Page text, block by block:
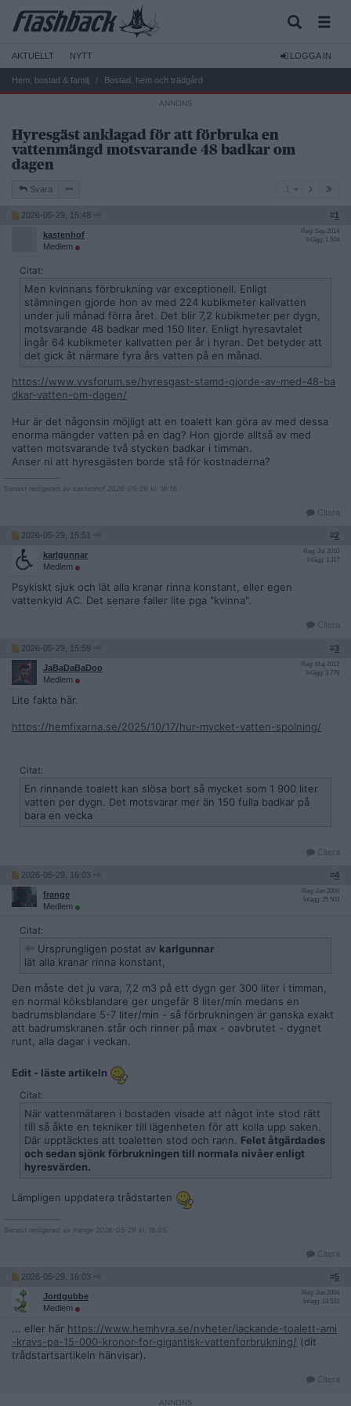
AKTUELLT NYTT LOGGA IN
Hem, bostad & familj Bostad, hem och trädgård
Hyresgäst anklagad för att förbruka en
vattenmängd motsvarande 48 badkar om
dagen
Svara
2026-05-29, 15:48 #1
kastenhof
Medlem
Reg: Sep 2014
Inlägg: 1 504
Citat:
Men kvinnans förbrukning var exceptionell. Enligt
stämningen gjorde hon av med 224 kubikmeter kallvatten
under juli månad förra året. Det blir 7,2 kubikmeter per dygn,
motsvarande 48 badkar med 150 liter. Enligt hyresavtalet
ingår 64 kubikmeter kallvatten per år i hyran. Det betyder att
det gick åt närmare fyra års vatten på en månad.
https://www.vvsforum.se/hyresgast-stamd-gjorde-av-med-48-ba
dkar-vatten-om-dagen/
Hur är det någonsin möjligt att en toalett kan göra av med dessa
enorma mängder vatten på en dag? Hon gjorde alltså av med
vatten motsvarande två stycken badkar i timman.
Anser ni att hyresgästen borde stå för kostnaderna?
Senast redigerad av kastenhof 2026-05-29 kl. 16:16.
Citera
2026-05-29, 15:51 #2
karlgunnar
Medlem
Reg: Jul 2010
Inlägg: 1 117
Psykiskt sjuk och lät alla kranar rinna konstant, eller egen
vattenkyld AC. Det senare faller lite pga "kvinna".
Citera
2026-05-29, 15:59 #3
JaBaDaBaDoo
Medlem
Reg: Maj 2012
Inlägg: 3 779
Lite fakta här.
https://hemfixarna.se/2025/10/17/hur-mycket-vatten-spolning/
Citat:
En rinnande toalett kan slösa bort så mycket som 1 900 liter
vatten per dygn. Det motsvarar mer än 150 fulla badkar på
bara en vecka
Citera
2026-05-29, 16:03 #4
frange
Medlem
Reg: Jan 2006
Inlägg: 25 503
Citat:
Ursprungligen postat av karlgunnar
lät alla kranar rinna konstant,
Den måste det ju vara, 7,2 m3 på ett dygn ger 300 liter i timman,
en normal köksblandare ger ungefär 8 liter/min medans en
badrumsblandare 5-7 liter/min - så förbrukningen är ganska exakt
att badrumskranen står och rinner på max - oavbrutet - dygnet
runt, alla dagar i veckan.
Edit - läste artikeln
Citat:
När vattenmätaren i bostaden visade att något inte stod rätt
till så åkte en tekniker till lägenheten för att kolla upp saken.
Där upptäcktes att toaletten stod och rann. Felet åtgärdades
och sedan sjönk förbrukningen till normala nivåer enligt
hyresvärden.
Lämpligen uppdatera trådstarten
Senast redigerad av frange 2026-05-29 kl. 16:05.
Citera
2026-05-29, 16:03 #5
Jordgubbe
Medlem
Reg: Jun 2004
Inlägg: 13 531
... eller här https://www.hemhyra.se/nyheter/lackande-toalett-ami
-kravs-pa-15-000-kronor-for-gigantisk-vattenforbrukning/ (dit
trådstartsartikeln hänvisar).
Citera